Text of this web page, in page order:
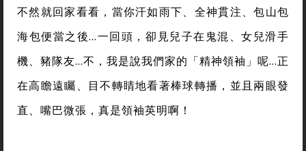
不然就回家看看，當你汗如雨下、全神貫注、包山包
海包便當之後…一回頭，卻見兒子在鬼混、女兒滑手
機、豬隊友…不，我是說我們家的「精神領袖」呢…正
在高瞻遠矚、目不轉睛地看著棒球轉播，並且兩眼發
直、嘴巴微張，真是領袖英明啊！